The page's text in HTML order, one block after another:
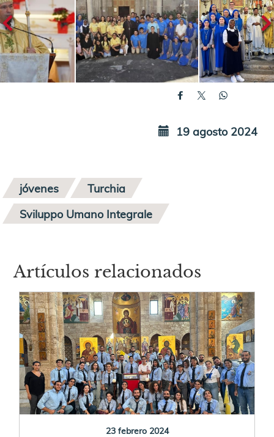
19 agosto 2024
jóvenes
Turchia
Sviluppo Umano Integrale
Artículos relacionados
23 febrero 2024